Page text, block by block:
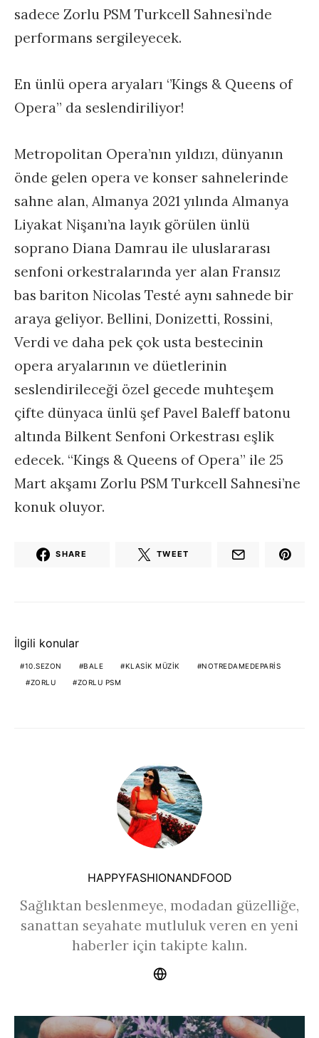
sadece Zorlu PSM Turkcell Sahnesi’nde
performans sergileyecek.
En ünlü opera aryaları ‘’Kings & Queens of
Opera” da seslendiriliyor!
Metropolitan Opera’nın yıldızı, dünyanın
önde gelen opera ve konser sahnelerinde
sahne alan, Almanya 2021 yılında Almanya
Liyakat Nişanı’na layık görülen ünlü
soprano Diana Damrau ile uluslararası
senfoni orkestralarında yer alan Fransız
bas bariton Nicolas Testé aynı sahnede bir
araya geliyor. Bellini, Donizetti, Rossini,
Verdi ve daha pek çok usta bestecinin
opera aryalarının ve düetlerinin
seslendirileceği özel gecede muhteşem
çifte dünyaca ünlü şef Pavel Baleff batonu
altında Bilkent Senfoni Orkestrası eşlik
edecek. “Kings & Queens of Opera” ile 25
Mart akşamı Zorlu PSM Turkcell Sahnesi’ne
konuk oluyor.
SHARE TWEET
İlgili konular
10.SEZON BALE KLASIK MÜZIK
NOTREDAMEDEPARIS
ZORLU
ZORLU PSM
HAPPYFASHIONANDFOOD
Sağlıktan beslenmeye, modadan güzelliğe,
sanattan seyahate mutluluk veren en yeni
haberler için takipte kalın.